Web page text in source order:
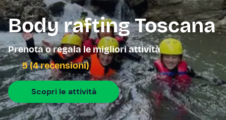
Body rafting Toscana
Prenota o regala le migliori attività
5 (4 recensioni)
Scopri le attività